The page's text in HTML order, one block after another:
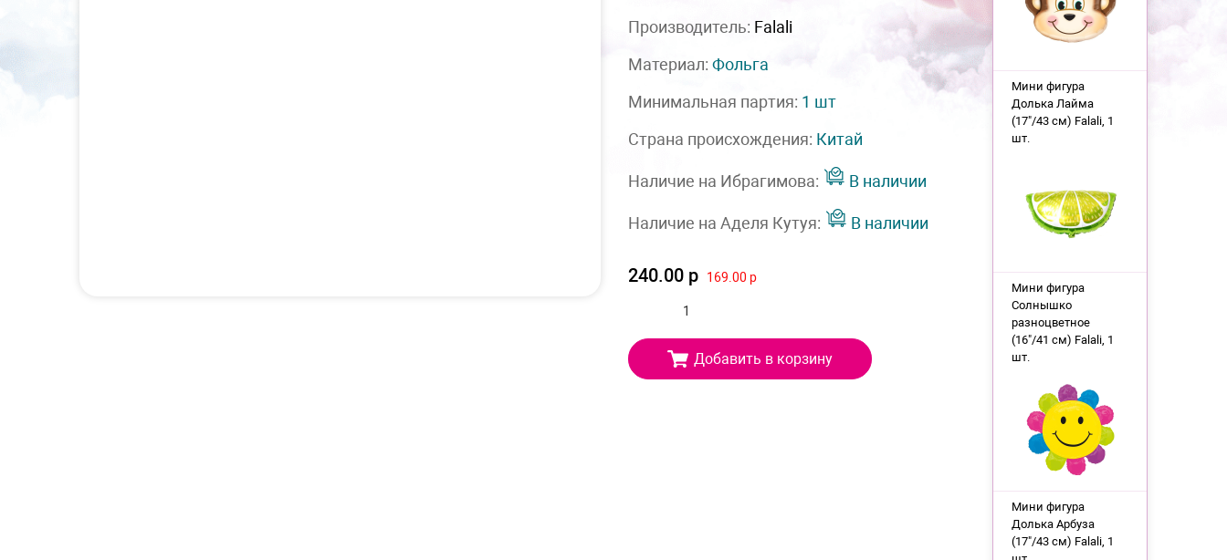
Производитель: Falali
Материал: Фольга
Минимальная партия: 1 шт
Страна происхождения: Китай
Наличие на Ибрагимова: В наличии
Наличие на Аделя Кутуя: В наличии
240.00 р 169.00 р
Добавить в корзину
Мини фигура
Долька Лайма
(17"/43 см) Falali, 1
шт.
Мини фигура
Солнышко
разноцветное
(16"/41 см) Falali, 1
шт.
Мини фигура
Долька Арбуза
(17"/43 см) Falali, 1